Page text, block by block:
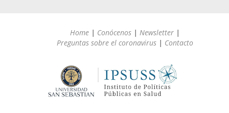
Home | Conócenos | Newsletter |
Preguntas sobre el coronavirus | Contacto